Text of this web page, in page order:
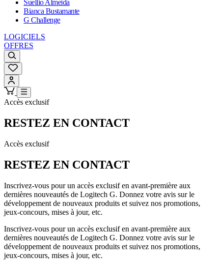
Suellio Almeida
Bianca Bustamante
G Challenge
LOGICIELS
OFFRES
Accès exclusif
RESTEZ EN CONTACT
Accès exclusif
RESTEZ EN CONTACT
Inscrivez-vous pour un accès exclusif en avant-première aux
dernières nouveautés de Logitech G. Donnez votre avis sur le
développement de nouveaux produits et suivez nos promotions,
jeux-concours, mises à jour, etc.
Inscrivez-vous pour un accès exclusif en avant-première aux
dernières nouveautés de Logitech G. Donnez votre avis sur le
développement de nouveaux produits et suivez nos promotions,
jeux-concours, mises à jour, etc.